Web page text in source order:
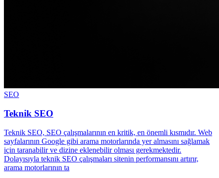
SEO
Teknik SEO
Teknik SEO, SEO çalışmalarının en kritik, en önemli kısmıdır. Web
sayfalarının Google gibi arama motorlarında yer almasını sağlamak
için taranabilir ve dizine eklenebilir olması gerekmektedir.
Dolayısıyla teknik SEO çalışmaları sitenin performansını artırır,
arama motorlarının ta